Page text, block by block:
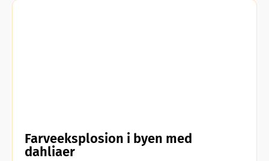
Farveeksplosion i byen med
dahliaer